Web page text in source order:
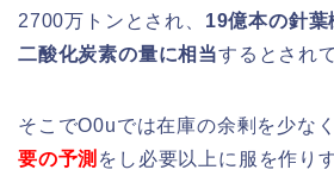
2700万トンとされ、 19億本の針
二酸化炭素の量に相当するとされ
そこでO0uでは在庫の余剰を少な
要の予測 をし必要以上に服を作り